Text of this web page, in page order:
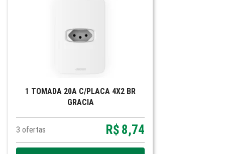
1 TOMADA 20A C/PLACA 4X2 BR
GRACIA
3 ofertas R$ 8,74